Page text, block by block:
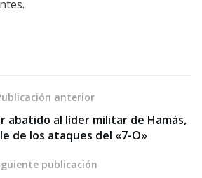
anterior
abatido al líder militar de Hamás,
de los ataques del «7-O»
publicación